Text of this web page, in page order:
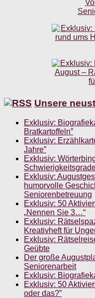
Unsere
Exklusiv:
Bratkartoffeln”
Exklusiv:
Jahre”
Exklusiv:
Exklusiv:
humorvolle
Seniorenbetreuung
Exklusiv: 50
„Nennen Sie 3…“
Exklusiv:
Kreativheft für
Exklusiv:
Geübte
Der große
Seniorenarbeit
Exklusiv:
Exklusiv: 50
oder das?”